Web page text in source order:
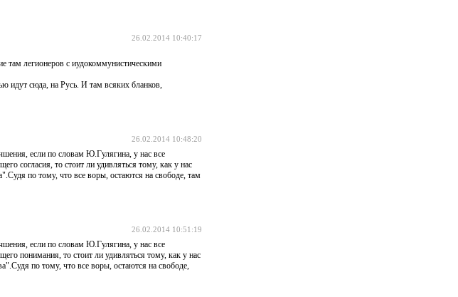
26.02.2014 10:40:17
там легионеров с иудокоммунистическими
идут сюда, на Русь. И там всяких бланков,
26.02.2014 10:48:20
если по словам Ю.Гулягина, у нас все
согласия, то стоит ли удивляться тому, как у нас
по тому, что все воры, остаются на свободе, там
26.02.2014 10:51:19
если по словам Ю.Гулягина, у нас все
понимания, то стоит ли удивляться тому, как у нас
по тому, что все воры, остаются на свободе,